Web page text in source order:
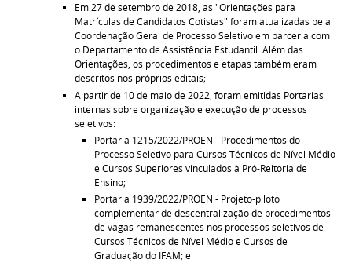
Em 27 de setembro de 2018, as "Orientações para
Matrículas de Candidatos Cotistas" foram atualizadas pela
Coordenação Geral de Processo Seletivo em parceria com
o Departamento de Assistência Estudantil. Além das
Orientações, os procedimentos e etapas também eram
descritos nos próprios editais;
A partir de 10 de maio de 2022, foram emitidas Portarias
internas sobre organização e execução de processos
seletivos:
Portaria 1215/2022/PROEN - Procedimentos do
Processo Seletivo para Cursos Técnicos de Nível Médio
e Cursos Superiores vinculados à Pró-Reitoria de
Ensino;
Portaria 1939/2022/PROEN - Projeto-piloto
complementar de descentralização de procedimentos
de vagas remanescentes nos processos seletivos de
Cursos Técnicos de Nível Médio e Cursos de
Graduação do IFAM; e